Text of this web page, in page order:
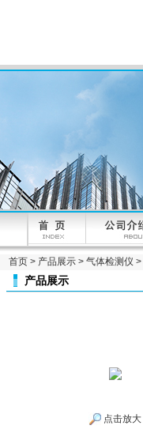
首页 > 产品展示 > 气体检测仪 >
产品展示
点击放大